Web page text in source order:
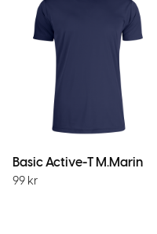
Basic Active-T M.Marin
99 kr